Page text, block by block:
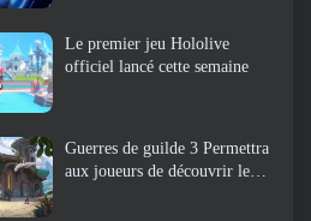
Le premier jeu Hololive
officiel lancé cette semaine
Guerres de guilde 3 Permettra
aux joueurs de découvrir le